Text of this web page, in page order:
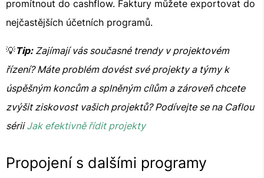
promítnout do cashflow. Faktury můžete exportovat do
nejčastějších účetních programů.
💡Tip:Zajímají vás současné trendy v projektovém
řízení? Máte problém dovést své projekty a týmy k
úspěšným koncům a splněným cílům a zároveň chcete
zvýšit ziskovost vašich projektů? Podívejte se na Caflou
sériiJak efektivně řídit projekty
Propojení s dalšími programy